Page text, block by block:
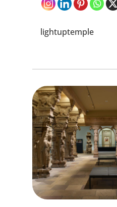
lightuptemple